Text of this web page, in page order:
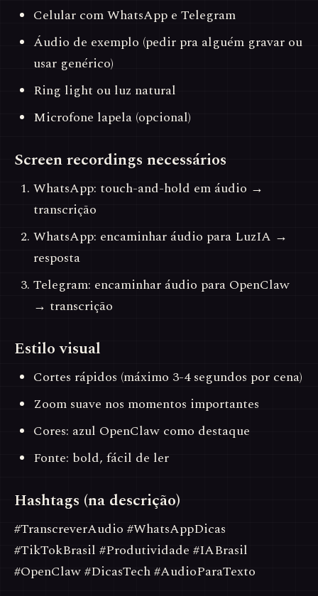
Celular com WhatsApp e Telegram
Áudio de exemplo (pedir pra alguém gravar ou
usar genérico)
Ring light ou luz natural
Microfone lapela (opcional)
Screen recordings necessários
WhatsApp: touch-and-hold em áudio →
transcrição
WhatsApp: encaminhar áudio para LuzIA →
resposta
Telegram: encaminhar áudio para OpenClaw
→ transcrição
Estilo visual
Cortes rápidos (máximo 3-4 segundos por cena)
Zoom suave nos momentos importantes
Cores: azul OpenClaw como destaque
Fonte: bold, fácil de ler
Hashtags (na descrição)
#TranscreverAudio #WhatsAppDicas
#TikTokBrasil #Produtividade #IABrasil
#OpenClaw #DicasTech #AudioParaTexto